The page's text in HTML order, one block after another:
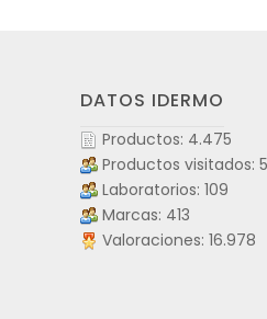
DATOS IDERMO
Productos: 4.475
Productos visitados:
Laboratorios: 109
Marcas: 413
Valoraciones: 16.978